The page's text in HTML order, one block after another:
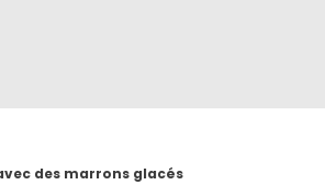
des marrons glacés